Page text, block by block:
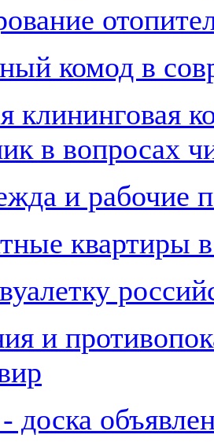
комод в
клининговая
в вопросах
и рабочие
квартиры
и
доска